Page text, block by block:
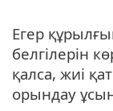
Егер
белгілерін
қалса, жиі
орындау